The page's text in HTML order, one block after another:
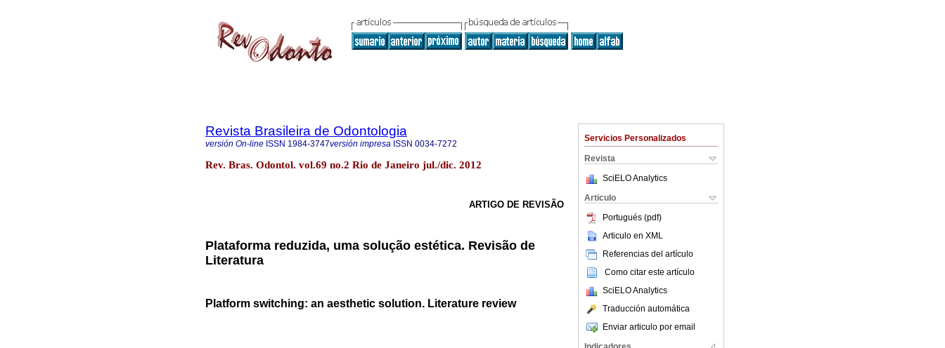
Servicios Personalizados
Revista
SciELO Analytics
Articulo
Portugués (pdf)
Articulo en XML
Referencias del artículo
Como citar este artículo
SciELO Analytics
Traducción automática
Enviar articulo por email
Revista Brasileira de Odontologia
versión On-line ISSN 1984-3747versión impresa ISSN 0034-7272
Rev. Bras. Odontol. vol.69 no.2 Rio de Janeiro jul./dic. 2012
ARTIGO DE REVISÃO
Plataforma reduzida, uma solução estética. Revisão de
Literatura
Platform switching: an aesthetic solution. Literature review